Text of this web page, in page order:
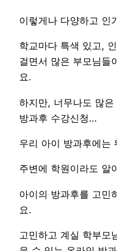
이렇게나 다양하고 인
학교마다 특색 있고,
걸면서 많은 부모님들
요.
하지만, 너무나도 많
방과후 수강신청…
우리 아이 방과후에는
주변에 학원이라도 알
아이의 방과후를 고민
요.
고민하고 계실 학부모